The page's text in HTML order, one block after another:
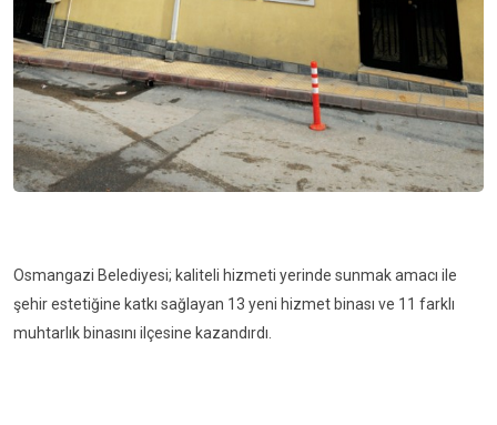
Osmangazi Belediyesi; kaliteli hizmeti yerinde sunmak amacı ile
şehir estetiğine katkı sağlayan 13 yeni hizmet binası ve 11 farklı
muhtarlık binasını ilçesine kazandırdı.